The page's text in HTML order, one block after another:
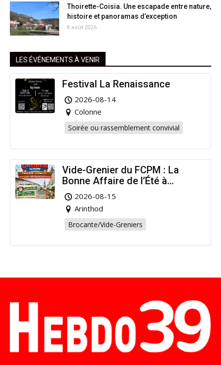
Thoirette-Coisia. Une escapade entre nature,
histoire et panoramas d’exception
8 août 2026
LES ÉVÉNEMENTS À VENIR
Festival La Renaissance
2026-08-14
Colonne
Soirée ou rassemblement convivial
Vide-Grenier du FCPM : La
Bonne Affaire de l’Été à
Arinthod !
2026-08-15
Arinthod
Brocante/Vide-Greniers